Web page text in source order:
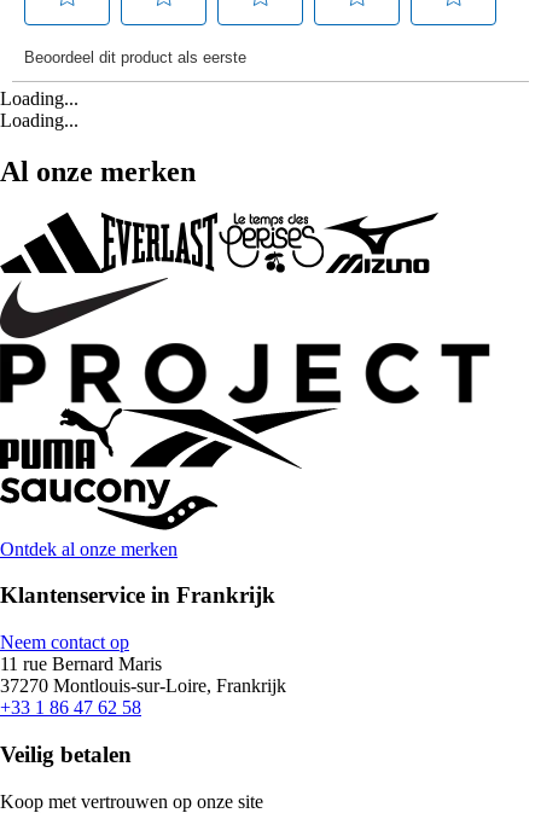
Loading...
Loading...
Al onze merken
Ontdek al onze merken
Klantenservice in Frankrijk
Neem contact op
11 rue Bernard Maris
37270 Montlouis-sur-Loire, Frankrijk
+33 1 86 47 62 58
Veilig betalen
Koop met vertrouwen op onze site